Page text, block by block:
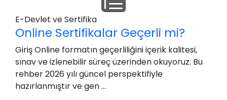
E-Devlet ve Sertifika
Online Sertifikalar Geçerli mi?
Giriş Online formatın geçerliliğini içerik kalitesi,
sınav ve izlenebilir süreç üzerinden okuyoruz. Bu
rehber 2026 yılı güncel perspektifiyle
hazırlanmıştır ve gen ...